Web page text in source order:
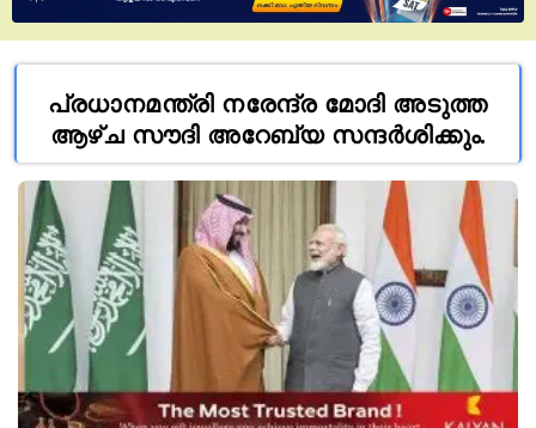
പ്രധാനമന്ത്രി നരേന്ദ്ര മോദി അടുത്ത
ആഴ്ച സൗദി അറേബ്യ സന്ദർശിക്കും.